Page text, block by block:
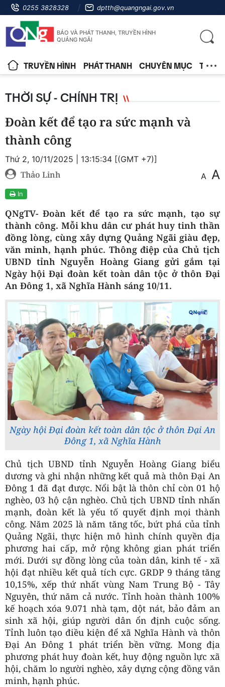
0255 3828328 dptth@quangngai.gov.vn
BÁO VÀ PHÁT THANH, TRUYỀN HÌNH
QUẢNG NGÃI
TRUYỀN HÌNH PHÁT THANH CHUYÊN MỤC TIN
THỜI SỰ - CHÍNH TRỊ
Đoàn kết để tạo ra sức mạnh và
thành công
Thứ 2, 10/11/2025 | 13:15:34 [(GMT +7)]
Thảo Linh A A
In
QNgTV- Đoàn kết để tạo ra sức mạnh, tạo sự
thành công. Mỗi khu dân cư phát huy tinh thần
đồng lòng, cùng xây dựng Quảng Ngãi giàu đẹp,
văn minh, hạnh phúc. Thông điệp của Chủ tịch
UBND tỉnh Nguyễn Hoàng Giang gửi gắm tại
Ngày hội Đại đoàn kết toàn dân tộc ở thôn Đại
An Đông 1, xã Nghĩa Hành sáng 10/11.
Ngày hội Đại đoàn kết toàn dân tộc ở thôn Đại An
Đông 1, xã Nghĩa Hành
Chủ tịch UBND tỉnh Nguyễn Hoàng Giang biểu
dương và ghi nhận những kết quả mà thôn Đại An
Đông 1 đã đạt được. Nổi bật là thôn chỉ còn 01 hộ
nghèo, 03 hộ cận nghèo. Chủ tịch UBND tỉnh nhấn
mạnh, đoàn kết là yếu tố quyết định mọi thành
công. Năm 2025 là năm tăng tốc, bứt phá của tỉnh
Quảng Ngãi, thực hiện mô hình chính quyền địa
phương hai cấp, mở rộng không gian phát triển
mới. Dưới sự đồng lòng của toàn dân, kinh tế - xã
hội đạt nhiều kết quả tích cực. GRDP 9 tháng tăng
10,15%, xếp thứ nhất vùng Nam Trung Bộ - Tây
Nguyên, thứ năm cả nước. Tỉnh hoàn thành 100%
kế hoạch xóa 9.071 nhà tạm, dột nát, bảo đảm an
sinh xã hội, giúp người dân ổn định cuộc sống.
Tỉnh luôn tạo điều kiện để xã Nghĩa Hành và thôn
Đại An Đông 1 phát triển bền vững. Mong địa
phương phát huy đoàn kết, huy động nguồn lực xã
hội, chăm lo người nghèo, xây dựng cộng đồng văn
minh, hạnh phúc.